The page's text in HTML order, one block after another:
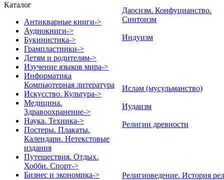
Каталог
Антикварные книги->
Аудиокниги->
Букинистика->
Грампластинки->
Детям и родителям->
Изучение языков мира->
Информатика
Компьютерная литература
Искусство. Культура->
Медицина.
Здравоохранение->
Наука. Техника->
Постеры. Плакаты.
Календари. Нетекстовые
издания
Путешествия. Отдых.
Хобби. Спорт->
Бизнес и экономика->
Даосизм. Конфуцианство.
Синтоизм
Индуизм
Ислам (мусульманство)
Иудаизм
Религии древности
Религиоведение. История